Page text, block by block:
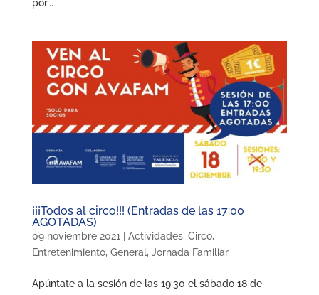
por...
¡¡¡Todos al circo!!! (Entradas de las 17:00
AGOTADAS)
09 noviembre 2021| Actividades, Circo,
Entretenimiento, General, Jornada Familiar
Apúntate a la sesión de las 19:30 el sábado 18 de